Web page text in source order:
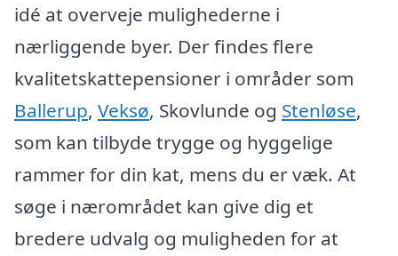
idé at overveje mulighederne i
nærliggende byer. Der findes flere
kvalitetskattepensioner i områder som
Ballerup, Veksø, Skovlunde og Stenløse,
som kan tilbyde trygge og hyggelige
rammer for din kat, mens du er væk. At
søge i nærområdet kan give dig et
bredere udvalg og muligheden for at